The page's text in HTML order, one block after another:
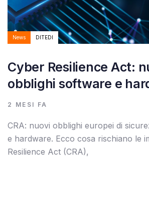
News DITEDI
Cyber Resilience Act:
obblighi software e
2 MESI FA
CRA: nuovi obblighi europei di
e hardware. Ecco cosa rischiano le
Resilience Act (CRA),